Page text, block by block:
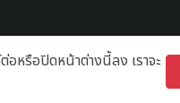
หรือปิดหน้าต่างนี้ลง เราจะ